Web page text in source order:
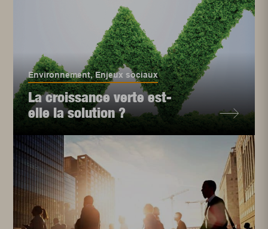
Environnement,Enjeux sociaux
La croissance verte est-
elle la solution ?